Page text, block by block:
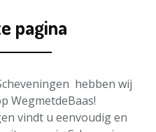
pagina
hebben wij
WegmetdeBaas!
vindt u eenvoudig en